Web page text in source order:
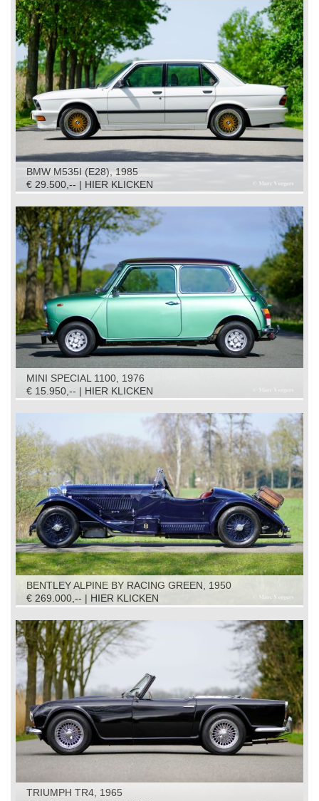
BMW M535I (E28), 1985
€ 29.500,-- | HIER KLICKEN
MINI SPECIAL 1100, 1976
€ 15.950,-- | HIER KLICKEN
BENTLEY ALPINE BY RACING GREEN, 1950
€ 269.000,-- | HIER KLICKEN
TRIUMPH TR4, 1965